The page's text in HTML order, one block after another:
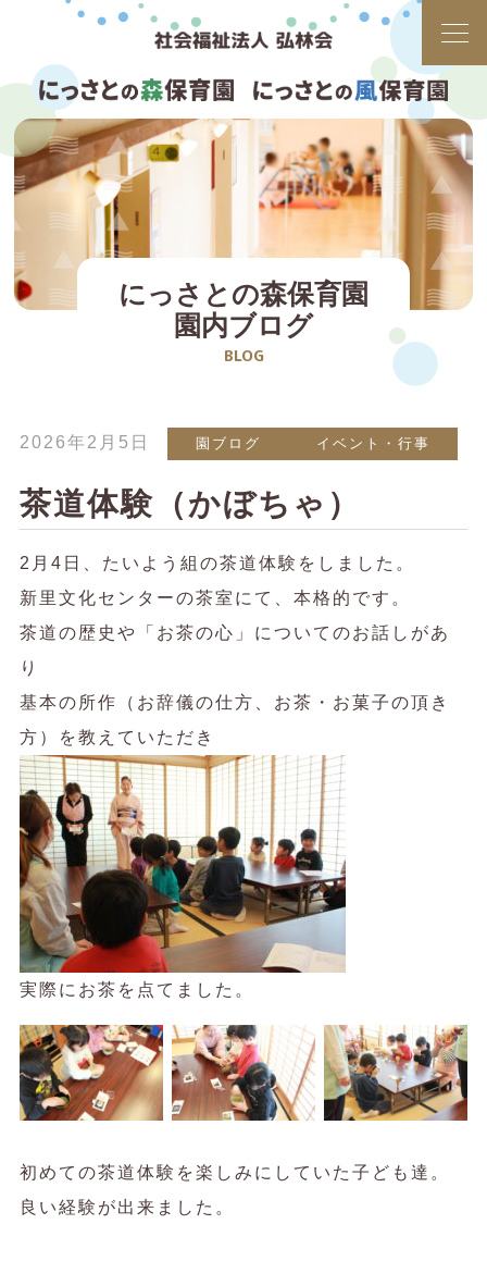
にっさとの森保育園
園内ブログ
BLOG
2026年2月5日 園ブログ イベント・行事
茶道体験（かぼちゃ）
2月4日、たいよう組の茶道体験をしました。
新里文化センターの茶室にて、本格的です。
茶道の歴史や「お茶の心」についてのお話しがあ
り
基本の所作（お辞儀の仕方、お茶・お菓子の頂き
方）を教えていただき
実際にお茶を点てました。
初めての茶道体験を楽しみにしていた子ども達。
良い経験が出来ました。